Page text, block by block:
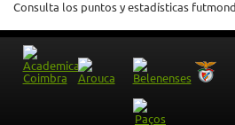
Consulta los puntos y estadísticas